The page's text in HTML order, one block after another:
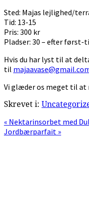
Sted: Majas lejlighed/
Tid: 13-15
Pris: 300 kr
Pladser: 30 – efter
Hvis du har lyst til at
til
Vi glæder os meget til
Skrevet i:
Previous
Post:
« Nektarinsorbet med
Next
Jordbærparfait »